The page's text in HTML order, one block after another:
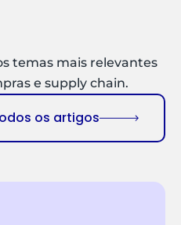
temas mais relevantes
e supply chain.
os artigos